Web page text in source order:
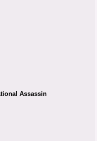
Assassin